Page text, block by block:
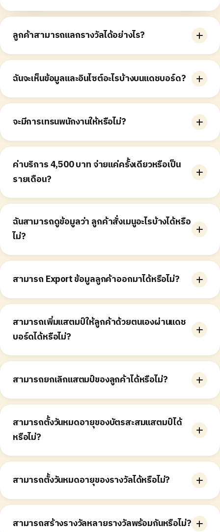
ลูกค้าสามารถแลกรางวัลได้อย่างไร?
เมื่อลูกค้าสะสมแสตมป์ครบตามที่กำหนด รางวัลจะปรากฏใน
หน้าโปรไฟล์โดยอัตโนมัติ ลูกค้าสามารถกดแลกได้ภายใน
ระยะเวลาที่กำหนด
ฉันจะเห็นข้อมูลและอินไซต์อะไรบ้างบนแดชบอร์ด?
ข้อมูลจะแสดงอินไซต์เกี่ยวกับพฤติกรรมการมาใช้บริการ
ของลูกค้าในร้านของคุณ เช่น จำนวนลูกค้าที่มาใช้บริการใน
ช่วงเวลาที่กำหนด จำนวนสมาชิกที่ยังมีการใช้งาน (Active
members) จำนวนลูกค้าที่มาใช้บริการครั้งแรก ประวัติของ
สะสมแสตมป์ไปเท่าไหร่ ได้รับรางวัลอะไรบ้าง รวมถึงข้อมูล
พื้นฐาน เช่น ชื่อ อายุ และเบอร์โทรศัพท์ และดูอินไซต์เกี่ยว
อัตราการแลกรางวัล และจำนวนรางวัลที่หมดอายุโดยลูกค้า
ไม่ได้มาแลก
จะมีการเทรนพนักงานให้หรือไม่?
เราไม่มีบริการเทรนนิ่งพนักงาน แต่เรามีคู่มือและวิดีโอสอน
การใช้งานที่ทีมของคุณสามารถเรียนรู้ได้ด้วยตนเองทุกเมื่อ
ระบบของเราออกแบบมาให้ใช้งานง่าย โดยปกติจะใช้เวลา
เพียงประมาณ 10 นาทีในการทำความเข้าใจวิธีใช้งาน ทั้งใน
ส่วนของแดชบอร์ดและที่เคาน์เตอร์แคชเชียร์
ค่าบริการ 4,500 บาท จ่ายแค่ครั้งเดียวหรือเป็น
รายเดือน?
ค่าบริการ 4,500 บาท เป็นค่าธรรมเนียมแบบตลอดการใช้
งาน ชำระเพียงครั้งเดียว และสามารถใช้บริการได้ไม่จำกัด
ระยะเวลา โดยไม่มีค่าใช้จ่ายรายเดือนเพิ่มเติม อย่างไรก็ตาม
หากทางร้านมีหลายสาขา หรือต้องการแป้นฝังชิปเพิ่ม (เช่น มี
หลายเคาน์เตอร์แคชเชียร์) จะมีค่าใช้จ่ายเพิ่มเติมดังนี้:
ฉันสามารถดูข้อมูลว่า ลูกค้าสั่งเมนูอะไรบ้างได้หรือ
ไม่?
ไม่สามารถดูได้ว่าลูกค้าสั่งเมนูอะไรบ้าง อย่างไรก็ตาม ร้าน
สามารถดูได้ว่าลูกค้าแลกรางวัลหรือเมนูใดไปแล้วบ้าง
สามารถ Export ข้อมูลลูกค้าออกมาได้หรือไม่?
ร้านสามารถ Export ข้อมูลได้ง่าย ๆ จากแดชบอร์ด ที่ปุ่ม
Export อยู่ที่มุมขวาบนของหน้า Members และหน้า Visit
สามารถเพิ่มแสตมป์ให้ลูกค้าด้วยตนเองผ่านแดช
บอร์ดได้หรือไม่?
สามารถเพิ่มแสตมป์ให้ลูกค้าได้ด้วยตนเอง โดยค้นหาจาก
เบอร์โทรศัพท์ในหน้า Give Stamps
สามารถยกเลิกแสตมป์ของลูกค้าได้หรือไม่?
ไม่สามารถลบแสตมป์ที่ให้ไปแล้วได้
สามารถตั้งวันหมดอายุของบัตรสะสมแสตมป์ได้
หรือไม่?
ร้านสามารถตั้งค่าวันหมดอายุผ่านแดชบอร์ดได้โดยตรง
สามารถตั้งวันหมดอายุของรางวัลได้หรือไม่?
ร้านสามารถตั้งค่าวันหมดอายุของรางวัลผ่านแดชบอร์ดได้
สามารถสร้างรางวัลหลายรางวัลพร้อมกันหรือไม่?